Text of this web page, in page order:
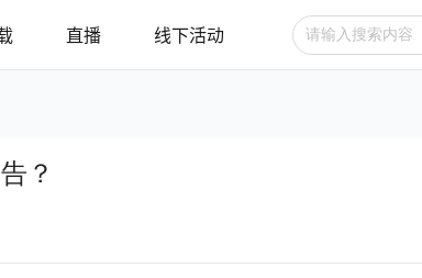
直播 线下活动
？